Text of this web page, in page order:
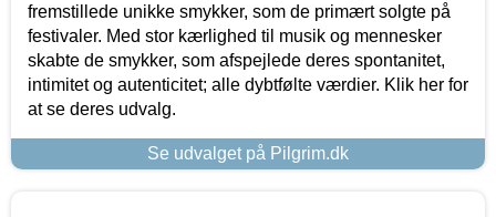
fremstillede unikke smykker, som de primært solgte på
festivaler. Med stor kærlighed til musik og mennesker
skabte de smykker, som afspejlede deres spontanitet,
intimitet og autenticitet; alle dybtfølte værdier. Klik her for
at se deres udvalg.
Se udvalget på Pilgrim.dk